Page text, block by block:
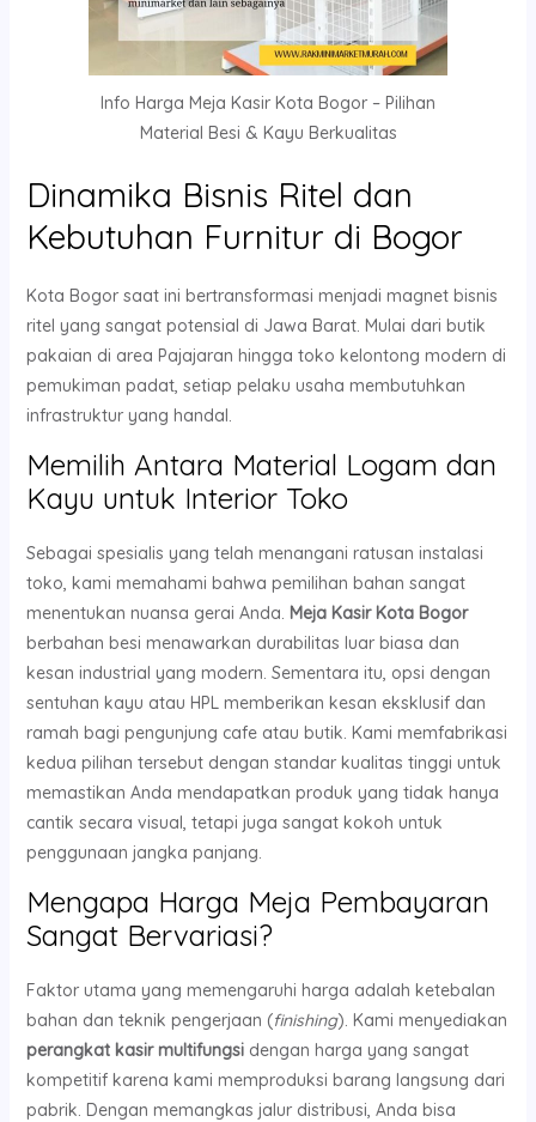
Info Harga Meja Kasir Kota Bogor – Pilihan
Material Besi & Kayu Berkualitas
Dinamika Bisnis Ritel dan
Kebutuhan Furnitur di Bogor
Kota Bogor saat ini bertransformasi menjadi magnet bisnis
ritel yang sangat potensial di Jawa Barat. Mulai dari butik
pakaian di area Pajajaran hingga toko kelontong modern di
pemukiman padat, setiap pelaku usaha membutuhkan
infrastruktur yang handal.
Memilih Antara Material Logam dan
Kayu untuk Interior Toko
Sebagai spesialis yang telah menangani ratusan instalasi
toko, kami memahami bahwa pemilihan bahan sangat
menentukan nuansa gerai Anda. Meja Kasir Kota Bogor
berbahan besi menawarkan durabilitas luar biasa dan
kesan industrial yang modern. Sementara itu, opsi dengan
sentuhan kayu atau HPL memberikan kesan eksklusif dan
ramah bagi pengunjung cafe atau butik. Kami memfabrikasi
kedua pilihan tersebut dengan standar kualitas tinggi untuk
memastikan Anda mendapatkan produk yang tidak hanya
cantik secara visual, tetapi juga sangat kokoh untuk
penggunaan jangka panjang.
Mengapa Harga Meja Pembayaran
Sangat Bervariasi?
Faktor utama yang memengaruhi harga adalah ketebalan
bahan dan teknik pengerjaan (finishing). Kami menyediakan
perangkat kasir multifungsidengan harga yang sangat
kompetitif karena kami memproduksi barang langsung dari
pabrik. Dengan memangkas jalur distribusi, Anda bisa